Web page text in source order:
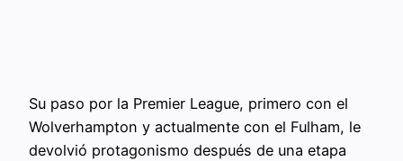
Su paso por la Premier League, primero con el
Wolverhampton y actualmente con el Fulham, le
devolvió protagonismo después de una etapa